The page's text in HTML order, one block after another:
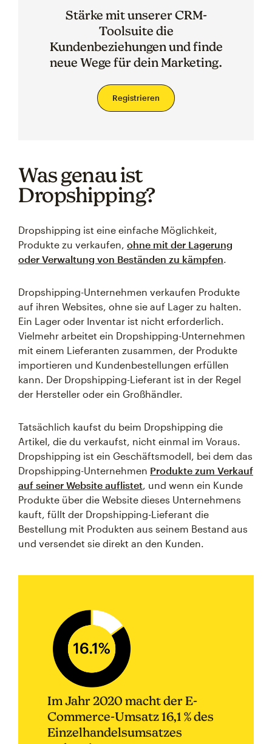
Stärke mit unserer CRM-
Toolsuite die
Kundenbeziehungen und finde
neue Wege für dein Marketing.
Registrieren
Was genau ist
Dropshipping?
Dropshipping ist eine einfache Möglichkeit,
Produkte zu verkaufen, ohne mit der Lagerung
oder Verwaltung von Beständen zu kämpfen.
Dropshipping-Unternehmen verkaufen Produkte
auf ihren Websites, ohne sie auf Lager zu halten.
Ein Lager oder Inventar ist nicht erforderlich.
Vielmehr arbeitet ein Dropshipping-Unternehmen
mit einem Lieferanten zusammen, der Produkte
importieren und Kundenbestellungen erfüllen
kann. Der Dropshipping-Lieferant ist in der Regel
der Hersteller oder ein Großhändler.
Tatsächlich kaufst du beim Dropshipping die
Artikel, die du verkaufst, nicht einmal im Voraus.
Dropshipping ist ein Geschäftsmodell, bei dem das
Dropshipping-Unternehmen Produkte zum Verkauf
auf seiner Website auflistet, und wenn ein Kunde
Produkte über die Website dieses Unternehmens
kauft, füllt der Dropshipping-Lieferant die
Bestellung mit Produkten aus seinem Bestand aus
und versendet sie direkt an den Kunden.
Im Jahr 2020 macht der E-
Commerce-Umsatz 16,1 % des
Einzelhandelsumsatzes